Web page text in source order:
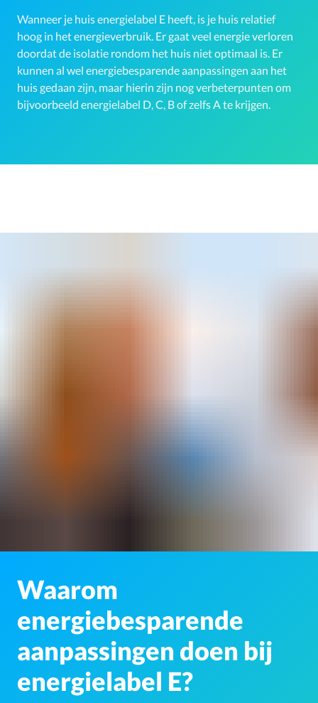
Wanneer je huis energielabel E heeft, is je huis relatief
hoog in het energieverbruik. Er gaat veel energie verloren
doordat de isolatie rondom het huis niet optimaal is. Er
kunnen al wel energiebesparende aanpassingen aan het
huis gedaan zijn, maar hierin zijn nog verbeterpunten om
bijvoorbeeld energielabel D, C, B of zelfs A te krijgen.
Waarom
energiebesparende
aanpassingen doen bij
energielabel E?